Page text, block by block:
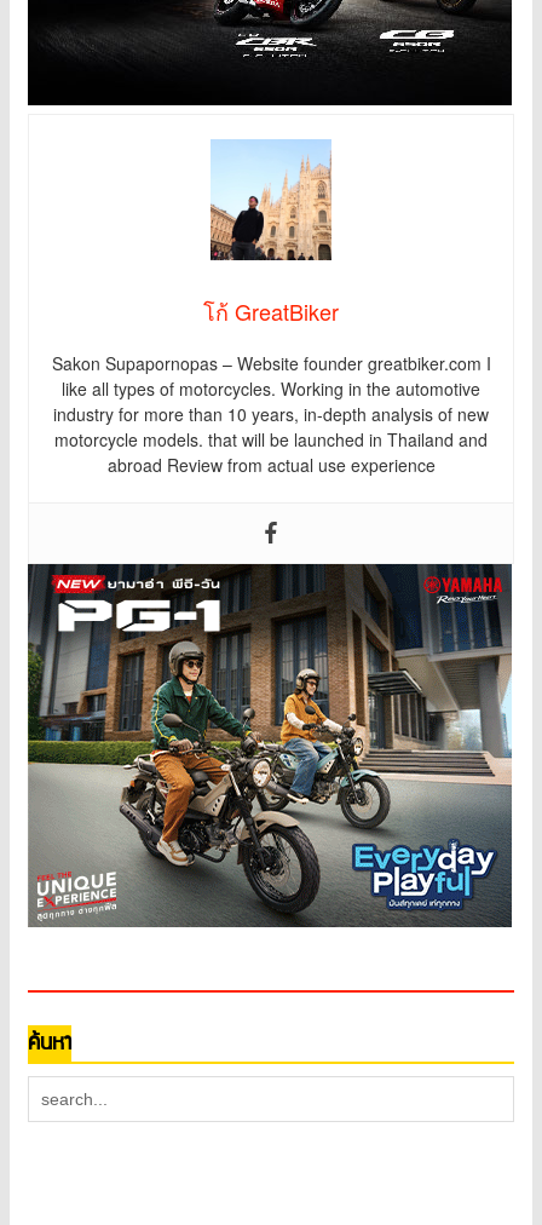
โก้ GreatBiker
Sakon Supapornopas – Website founder greatbiker.com I
like all types of motorcycles. Working in the automotive
industry for more than 10 years, in-depth analysis of new
motorcycle models. that will be launched in Thailand and
abroad Review from actual use experience
ค้นหา